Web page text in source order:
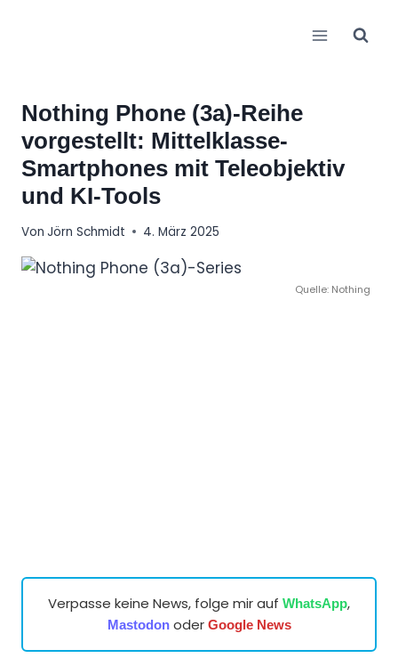
Nothing Phone (3a)-Reihe
vorgestellt: Mittelklasse-
Smartphones mit Teleobjektiv
und KI-Tools
Von Jörn Schmidt 4. März 2025
Quelle: Nothing
Verpasse keine News, folge mir auf WhatsApp,
Mastodonoder Google News